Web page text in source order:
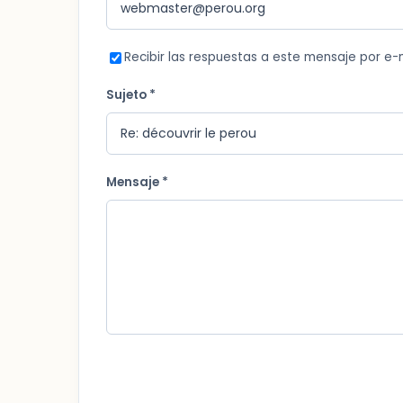
Recibir las respuestas a este mensaje por e-
Sujeto *
Mensaje *